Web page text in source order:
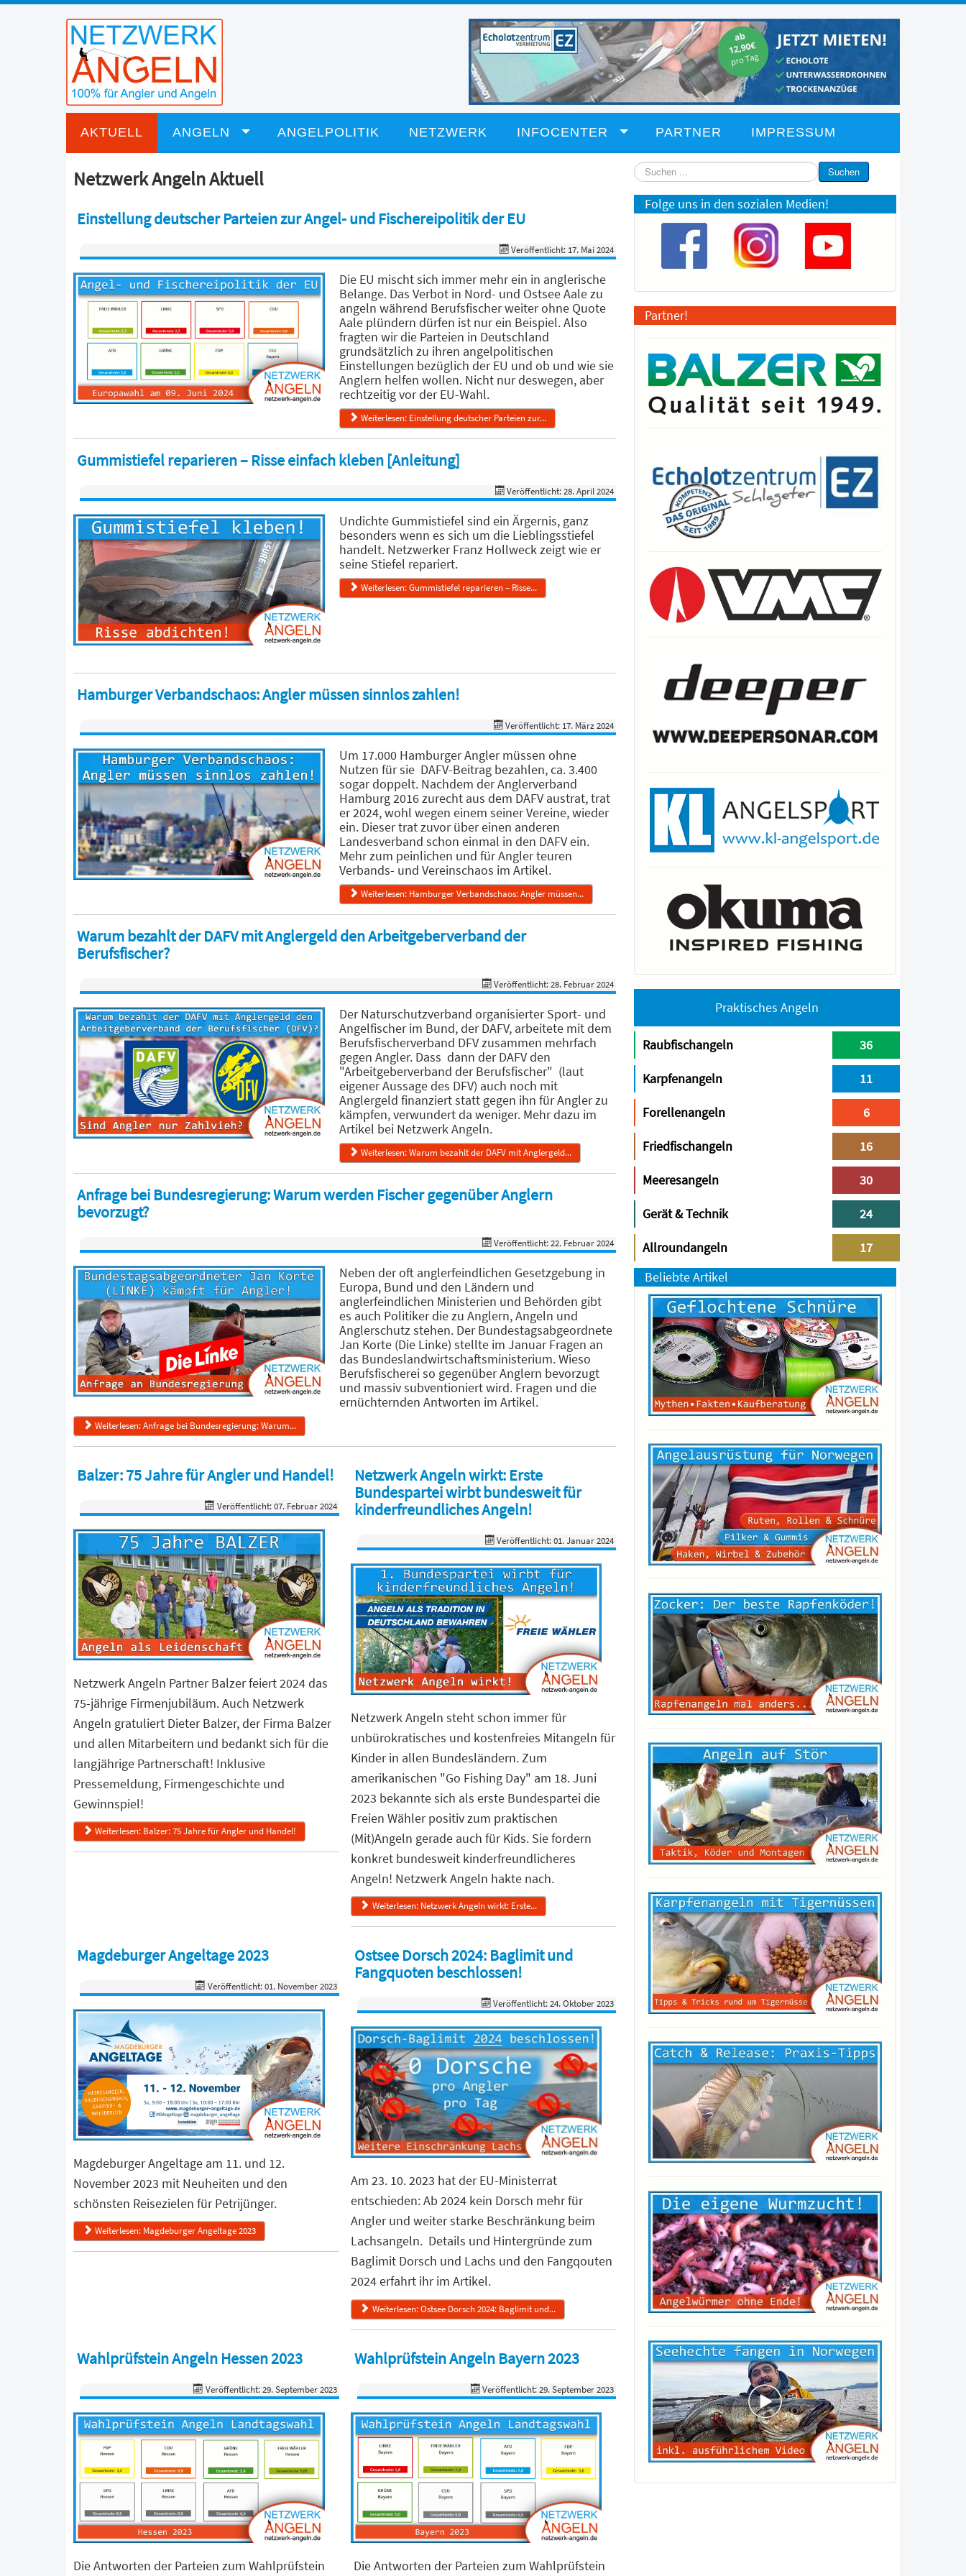
AKTUELL ANGELN ANGELPOLITIK NETZWERK INFOCENTER PARTNER IMPRESSUM
Netzwerk Angeln Aktuell
Einstellung deutscher Parteien zur Angel- und Fischereipolitik der EU
Veröffentlicht: 17. Mai 2024
Die EU mischt sich immer mehr ein in anglerische
Belange. Das Verbot in Nord- und Ostsee Aale zu
angeln während Berufsfischer weiter ohne Quote
Aale plündern dürfen ist nur ein Beispiel. Also
fragten wir die Parteien in Deutschland
grundsätzlich zu ihren angelpolitischen
Einstellungen bezüglich der EU und ob und wie sie
Anglern helfen wollen. Nicht nur deswegen, aber
rechtzeitig vor der EU-Wahl.
Weiterlesen: Einstellung deutscher Parteien zur...
Gummistiefel reparieren – Risse einfach kleben [Anleitung]
Veröffentlicht: 28. April 2024
Undichte Gummistiefel sind ein Ärgernis, ganz
besonders wenn es sich um die Lieblingsstiefel
handelt. Netzwerker Franz Hollweck zeigt wie er
seine Stiefel repariert.
Weiterlesen: Gummistiefel reparieren – Risse...
Hamburger Verbandschaos: Angler müssen sinnlos zahlen!
Veröffentlicht: 17. März 2024
Um 17.000 Hamburger Angler müssen ohne
Nutzen für sie DAFV-Beitrag bezahlen, ca. 3.400
sogar doppelt. Nachdem der Anglerverband
Hamburg 2016 zurecht aus dem DAFV austrat, trat
er 2024, wohl wegen einem seiner Vereine, wieder
ein. Dieser trat zuvor über einen anderen
Landesverband schon einmal in den DAFV ein.
Mehr zum peinlichen und für Angler teuren
Verbands- und Vereinschaos im Artikel.
Weiterlesen: Hamburger Verbandschaos: Angler müssen...
Warum bezahlt der DAFV mit Anglergeld den Arbeitgeberverband der
Berufsfischer?
Veröffentlicht: 28. Februar 2024
Der Naturschutzverband organisierter Sport- und
Angelfischer im Bund, der DAFV, arbeitete mit dem
Berufsfischerverband DFV zusammen mehrfach
gegen Angler. Dass dann der DAFV den
"Arbeitgeberverband der Berufsfischer" (laut
eigener Aussage des DFV) auch noch mit
Anglergeld finanziert statt gegen ihn für Angler zu
kämpfen, verwundert da weniger. Mehr dazu im
Artikel bei Netzwerk Angeln.
Weiterlesen: Warum bezahlt der DAFV mit Anglergeld...
Anfrage bei Bundesregierung: Warum werden Fischer gegenüber Anglern
bevorzugt?
Veröffentlicht: 22. Februar 2024
Neben der oft anglerfeindlichen Gesetzgebung in
Europa, Bund und den Ländern und
anglerfeindlichen Ministerien und Behörden gibt
es auch Politiker die zu Anglern, Angeln und
Anglerschutz stehen. Der Bundestagsabgeordnete
Jan Korte (Die Linke) stellte im Januar Fragen an
das Bundeslandwirtschaftsministerium. Wieso
Berufsfischerei so gegenüber Anglern bevorzugt
und massiv subventioniert wird. Fragen und die
ernüchternden Antworten im Artikel.
Weiterlesen: Anfrage bei Bundesregierung: Warum...
Balzer: 75 Jahre für Angler und Handel!
Veröffentlicht: 07. Februar 2024
Netzwerk Angeln Partner Balzer feiert 2024 das
75-jährige Firmenjubiläum. Auch Netzwerk
Angeln gratuliert Dieter Balzer, der Firma Balzer
und allen Mitarbeitern und bedankt sich für die
langjährige Partnerschaft! Inklusive
Pressemeldung, Firmengeschichte und
Gewinnspiel!
Weiterlesen: Balzer: 75 Jahre für Angler und Handel!
Netzwerk Angeln wirkt: Erste
Bundespartei wirbt bundesweit für
kinderfreundliches Angeln!
Veröffentlicht: 01. Januar 2024
Netzwerk Angeln steht schon immer für
unbürokratisches und kostenfreies Mitangeln für
Kinder in allen Bundesländern. Zum
amerikanischen "Go Fishing Day" am 18. Juni
2023 bekannte sich als erste Bundespartei die
Freien Wähler positiv zum praktischen
(Mit)Angeln gerade auch für Kids. Sie fordern
konkret bundesweit kinderfreundlicheres
Angeln! Netzwerk Angeln hakte nach.
Weiterlesen: Netzwerk Angeln wirkt: Erste...
Magdeburger Angeltage 2023
Veröffentlicht: 01. November 2023
Magdeburger Angeltage am 11. und 12.
November 2023 mit Neuheiten und den
schönsten Reisezielen für Petrijünger.
Weiterlesen: Magdeburger Angeltage 2023
Ostsee Dorsch 2024: Baglimit und
Fangquoten beschlossen!
Veröffentlicht: 24. Oktober 2023
Am 23. 10. 2023 hat der EU-Ministerrat
entschieden: Ab 2024 kein Dorsch mehr für
Angler und weiter starke Beschränkung beim
Lachsangeln. Details und Hintergründe zum
Baglimit Dorsch und Lachs und den Fangqouten
2024 erfahrt ihr im Artikel.
Weiterlesen: Ostsee Dorsch 2024: Baglimit und...
Wahlprüfstein Angeln Hessen 2023
Veröffentlicht: 29. September 2023
Die Antworten der Parteien zum Wahlprüfstein
Wahlprüfstein Angeln Bayern 2023
Veröffentlicht: 29. September 2023
Die Antworten der Parteien zum Wahlprüfstein
Suchen
...
Suchen
Folge uns in den sozialen Medien!
Partner!
Praktisches Angeln
Raubfischangeln 36
Karpfenangeln 11
Forellenangeln 6
Friedfischangeln 16
Meeresangeln 30
Gerät & Technik 24
Allroundangeln
17
Beliebte Artikel